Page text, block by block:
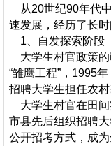
从20世纪90年代中
速发展，经历了长时
1、自发探索阶段
大学生村官政策的
“雏鹰工程”，1995
招聘大学生担任农
大学生村官在田间
市县先后组织招聘
公开招考方式，成为